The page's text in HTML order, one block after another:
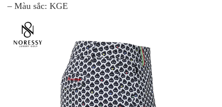
– Màu sắc: KGE